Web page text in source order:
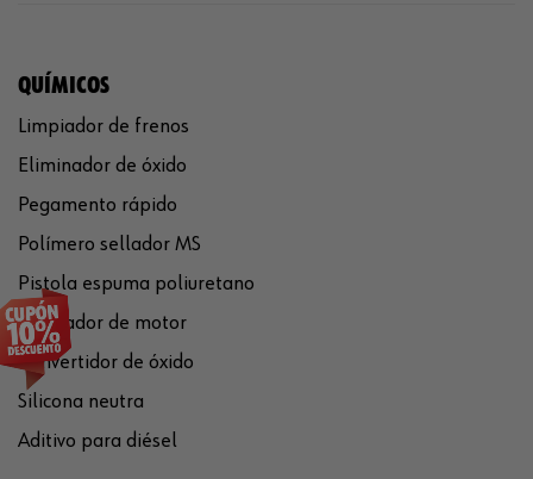
QUÍMICOS
Limpiador de frenos
Eliminador de óxido
Pegamento rápido
Polímero sellador MS
Pistola espuma poliuretano
Limpiador de motor
Convertidor de óxido
Silicona neutra
Aditivo para diésel